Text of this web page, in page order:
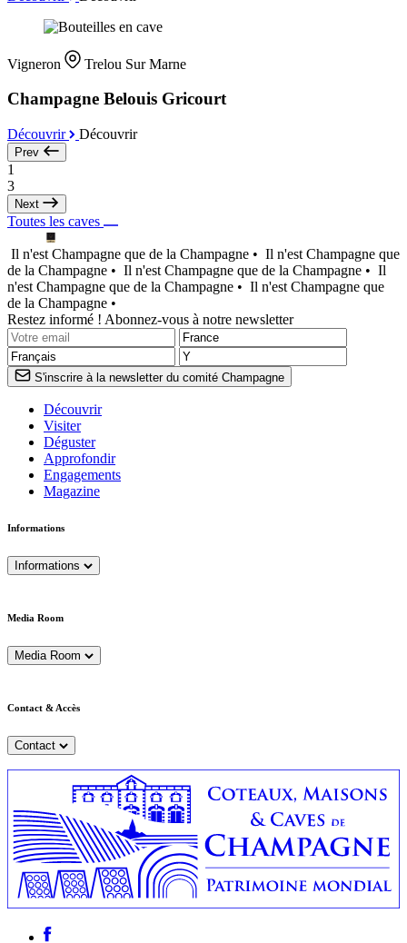
Vigneron Trelou Sur Marne
Champagne Belouis Gricourt
Découvrir Découvrir
Prev
1
3
Next
Toutes les caves
Il n'est Champagne que de la Champagne • Il n'est Champagne que
de la Champagne • Il n'est Champagne que de la Champagne • Il
n'est Champagne que de la Champagne • Il n'est Champagne que
de la Champagne •
Restez informé ! Abonnez-vous à notre newsletter
S'inscrire à la newsletter du comité Champagne
Découvrir
Visiter
Déguster
Approfondir
Engagements
Magazine
Informations
Informations
Media Room
Media Room
Contact & Accès
Contact